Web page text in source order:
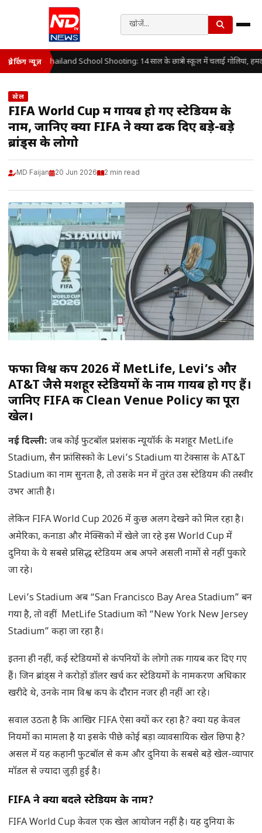
ब्रेकिंग न्यूज़ Thailand School Shooting: 14 साल के छात्र ने स्कूल में चलाई गोलियां,
खेल
FIFA World Cup में गायब हो गए स्टेडियम के
नाम, जानिए क्यों FIFA ने क्यों ढक दिए बड़े-बड़े
ब्रांड्स के लोगो
MD Faijan 20 Jun 2026 2 min read
फीफा विश्व कप 2026 में MetLife, Levi’s और
AT&T जैसे मशहूर स्टेडियमों के नाम गायब हो गए हैं।
जानिए FIFA की Clean Venue Policy का पूरा
खेल।
नई दिल्ली: जब कोई फुटबॉल प्रशंसक न्यूयॉर्क के मशहूर MetLife
Stadium, सैन फ्रांसिस्को के Levi’s Stadium या टेक्सास के AT&T
Stadium का नाम सुनता है, तो उसके मन में तुरंत उस स्टेडियम की तस्वीर
उभर आती है।
लेकिन FIFA World Cup 2026 में कुछ अलग देखने को मिल रहा है।
अमेरिका, कनाडा और मेक्सिको में खेले जा रहे इस World Cup में
दुनिया के ये सबसे प्रसिद्ध स्टेडियम अब अपने असली नामों से नहीं पुकारे
जा रहे।
Levi’s Stadium अब “San Francisco Bay Area Stadium” बन
गया है, तो वहीं MetLife Stadium को “New York New Jersey
Stadium” कहा जा रहा है।
इतना ही नहीं, कई स्टेडियमों से कंपनियों के लोगो तक गायब कर दिए गए
हैं। जिन ब्रांड्स ने करोड़ों डॉलर खर्च कर स्टेडियमों के नामकरण अधिकार
खरीदे थे, उनके नाम विश्व कप के दौरान नजर ही नहीं आ रहे।
सवाल उठता है कि आखिर FIFA ऐसा क्यों कर रहा है? क्या यह केवल
नियमों का मामला है या इसके पीछे कोई बड़ा व्यावसायिक खेल छिपा है?
असल में यह कहानी फुटबॉल से कम और दुनिया के सबसे बड़े खेल-व्यापार
मॉडल से ज्यादा जुड़ी हुई है।
FIFA ने क्यों बदले स्टेडियम के नाम?
FIFA World Cup केवल एक खेल आयोजन नहीं है। यह दुनिया के